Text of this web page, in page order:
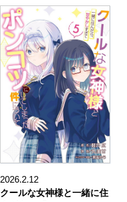
2026.2.12
クールな女神様と一緒に住